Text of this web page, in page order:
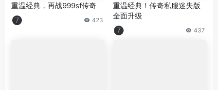
重温经典，再战999sf传奇
423
重温经典！传奇私服迷失版
全面升级
437